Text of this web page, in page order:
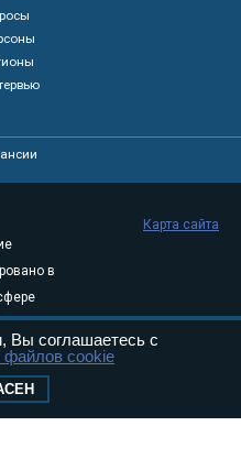
в
и
05
ФС77-
Карта сайта
Вы соглашаетесь с
файлов cookie